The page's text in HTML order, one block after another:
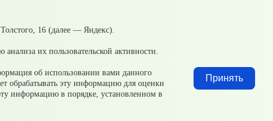
16 (далее — Яндекс).
их пользовательской активности.
об использовании вами данного
обрабатывать эту информацию для оценки
информацию в порядке, установленном в
Принять
Добавить файл